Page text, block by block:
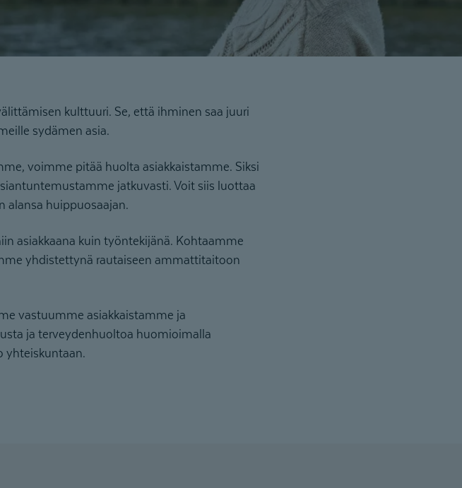
kulttuuri. Se, että ihminen saa juuri
sydämen asia.
voimme pitää huolta asiakkaistamme. Siksi
jatkuvasti. Voit siis luottaa
alansa huippuosaajan.
asiakkaana kuin työntekijänä. Kohtaamme
yhdistettynä rautaiseen ammattitaitoon
vastuumme asiakkaistamme ja
ja terveydenhuoltoa huomioimalla
yhteiskuntaan.